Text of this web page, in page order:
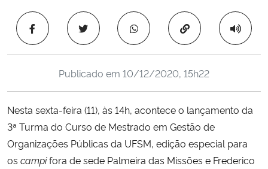
Ministério da Saúde
Ministério de Minas e Energia
Ministério da Ciência, Tecnologia, Inovações e Comunicações
Ministério do Meio Ambiente
Ministério do Turismo
Copiar para área
Publicado em 10/12/2020, 15h22
Nesta sexta-feira (11), às 14h, acontece o lançamento da
3ª Turma do Curso de Mestrado em Gestão de
Organizações Públicas da UFSM, edição especial para
os campifora de sede Palmeira das Missões e Frederico